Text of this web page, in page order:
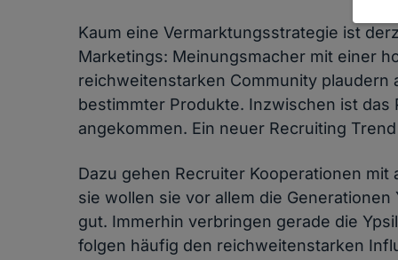
Kaum eine Vermarktungsstrategie ist
Marketings: Meinungsmacher mit einer
reichweitenstarken Community plaudern
bestimmter Produkte. Inzwischen ist
angekommen. Ein neuer Recruiting
Dazu gehen Recruiter Kooperationen
sie wollen sie vor allem die
gut. Immerhin verbringen gerade die
folgen häufig den reichweitenstarken